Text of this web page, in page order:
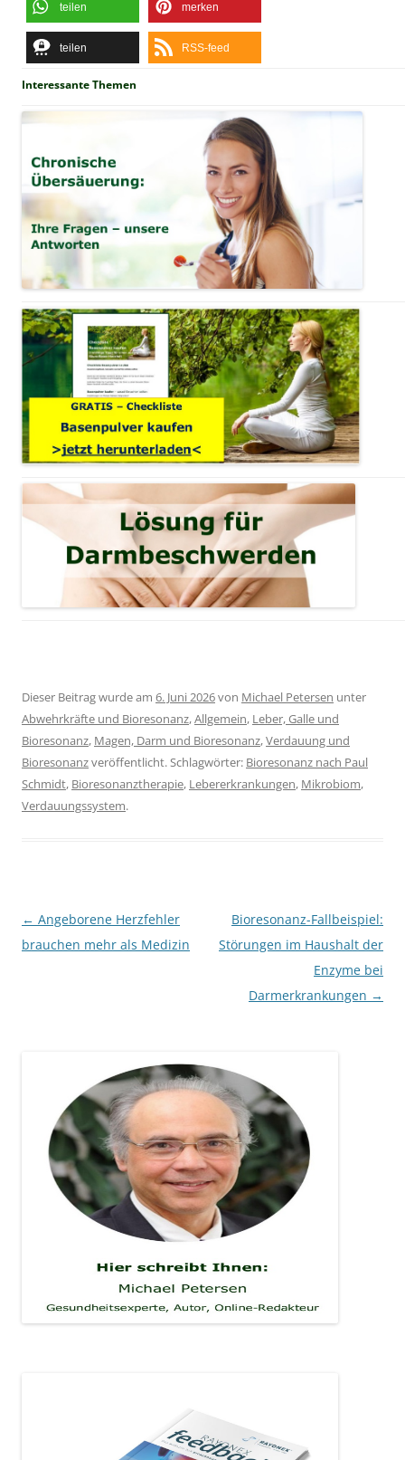
teilen merken
teilen RSS-feed
Interessante Themen
Dieser Beitrag wurde am 6. Juni 2026von Michael Petersen unter
Abwehrkräfte und Bioresonanz,Allgemein, Leber, Galle und
Bioresonanz, Magen, Darm und Bioresonanz,Verdauung und
Bioresonanzveröffentlicht. Schlagwörter: Bioresonanz nach Paul
Schmidt, Bioresonanztherapie, Lebererkrankungen, Mikrobiom,
Verdauungssystem.
Beitragsnavigation
← Angeborene Herzfehler
brauchen mehr als Medizin
Bioresonanz-Fallbeispiel:
Störungen im Haushalt der
Enzyme bei
Darmerkrankungen →